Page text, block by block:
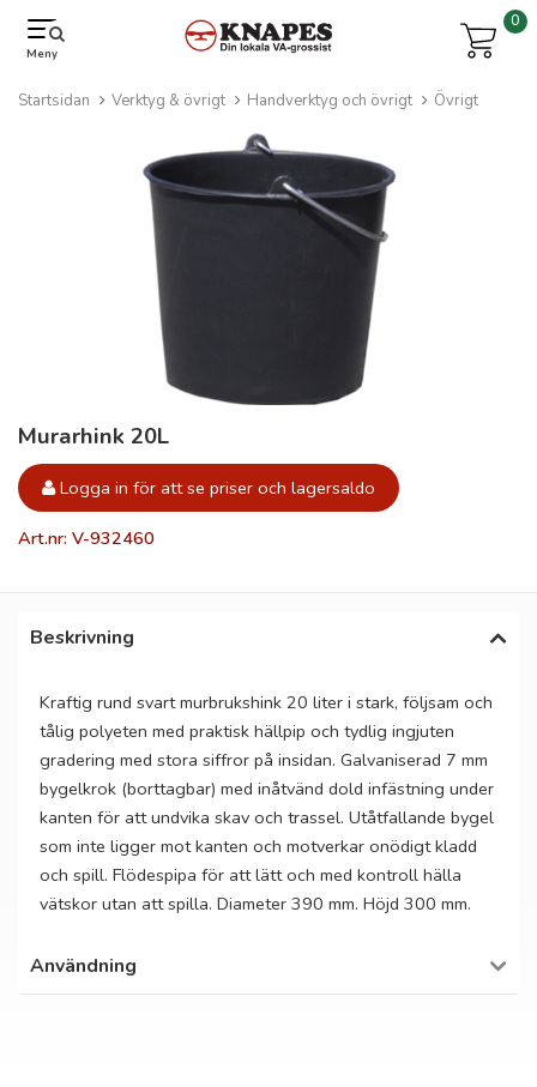
Meny
0
Startsidan Verktyg & övrigt Handverktyg och övrigt Övrigt
Murarhink 20L
Logga in för att se priser och lagersaldo
Art.nr: V-932460
Beskrivning
Kraftig rund svart murbrukshink 20 liter i stark, följsam och
tålig polyeten med praktisk hällpip och tydlig ingjuten
gradering med stora siffror på insidan. Galvaniserad 7 mm
bygelkrok (borttagbar) med inåtvänd dold infästning under
kanten för att undvika skav och trassel. Utåtfallande bygel
som inte ligger mot kanten och motverkar onödigt kladd
och spill. Flödespipa för att lätt och med kontroll hälla
vätskor utan att spilla. Diameter 390 mm. Höjd 300 mm.
Användning